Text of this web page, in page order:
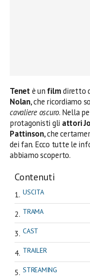
Tenetè un filmdiretto
Nolan, che ricordiamo
cavaliere oscuro. Nella
protagonisti gli attori
Pattinson, che
dei fan. Ecco tutte le
abbiamo scoperto.
Contenuti
USCITA
TRAMA
CAST
TRAILER
STREAMING